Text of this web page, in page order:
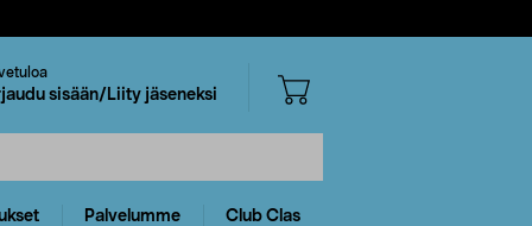
sisään/Liity jäseneksi
Palvelumme Club Clas